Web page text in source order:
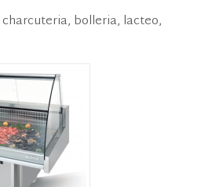
bolleria, lacteo,